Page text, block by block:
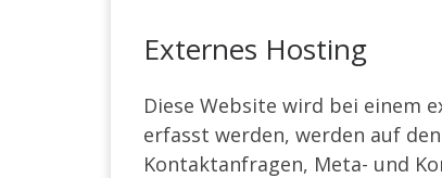
Externes Hosting
Diese Website wird bei einem
erfasst werden, werden auf
Kontaktanfragen, Meta- und